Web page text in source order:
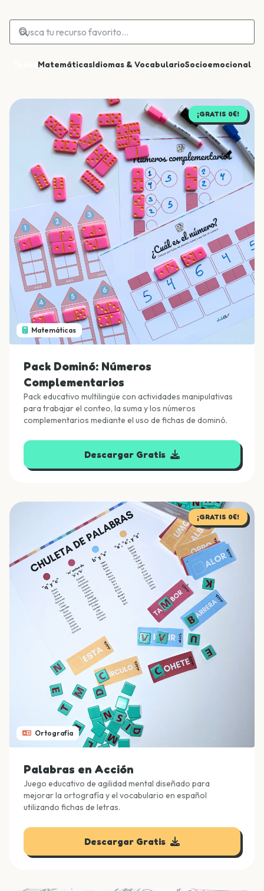
MatemáticasIdiomas & VocabularioSocioemocional
¡GRATIS 0€!
Matemáticas
Pack Dominó: Números
Complementarios
Pack educativo multilingüe con actividades manipulativas
para trabajar el conteo, la suma y los números
complementarios mediante el uso de fichas de dominó.
Descargar Gratis
¡GRATIS 0€!
Ortografía
Palabras en Acción
Juego educativo de agilidad mental diseñado para
mejorar la ortografía y el vocabulario en español
utilizando fichas de letras.
Descargar Gratis